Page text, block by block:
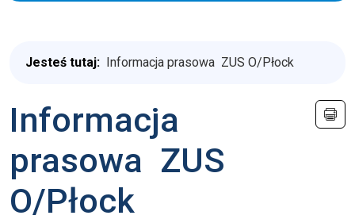
Jesteś tutaj: Informacja prasowa ZUS O/Płock
Informacja
prasowa ZUS
O/Płock